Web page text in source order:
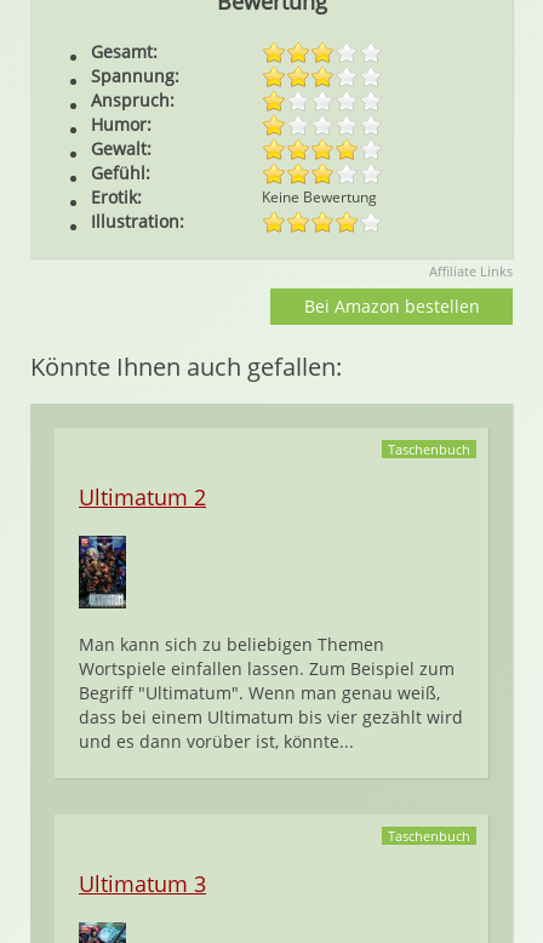
Gesamt:
Spannung:
Anspruch:
Humor:
Gewalt:
Gefühl:
Erotik:
Keine Bewertung
Illustration:
Affiliate Links
Bei Amazon bestellen
Könnte Ihnen auch gefallen:
Taschenbuch
Ultimatum 2
Man kann sich zu beliebigen Themen
Wortspiele einfallen lassen. Zum Beispiel zum
Begriff "Ultimatum". Wenn man genau weiß,
dass bei einem Ultimatum bis vier gezählt wird
und es dann vorüber ist, könnte...
Taschenbuch
Ultimatum 3